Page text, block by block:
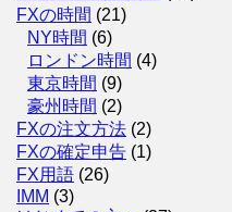
FXの時間 (21)
NY時間 (6)
ロンドン時間 (4)
東京時間 (9)
豪州時間 (2)
FXの注文方法 (2)
FXの確定申告 (1)
FX用語 (26)
IMM (3)